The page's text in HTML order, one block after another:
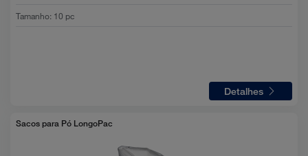
Tamanho: 10 pc
Detalhes
Sacos para Pó LongoPac